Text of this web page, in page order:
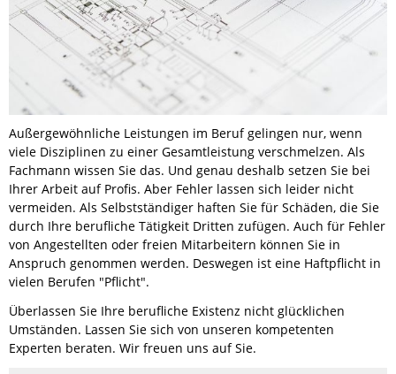
Außergewöhnliche Leistungen im Beruf gelingen nur, wenn
viele Disziplinen zu einer Gesamtleistung verschmelzen. Als
Fachmann wissen Sie das. Und genau deshalb setzen Sie bei
Ihrer Arbeit auf Profis. Aber Fehler lassen sich leider nicht
vermeiden. Als Selbstständiger haften Sie für Schäden, die Sie
durch Ihre berufliche Tätigkeit Dritten zufügen. Auch für Fehler
von Angestellten oder freien Mitarbeitern können Sie in
Anspruch genommen werden. Deswegen ist eine Haftpflicht in
vielen Berufen "Pflicht".
Überlassen Sie Ihre berufliche Existenz nicht glücklichen
Umständen. Lassen Sie sich von unseren kompetenten
Experten beraten. Wir freuen uns auf Sie.